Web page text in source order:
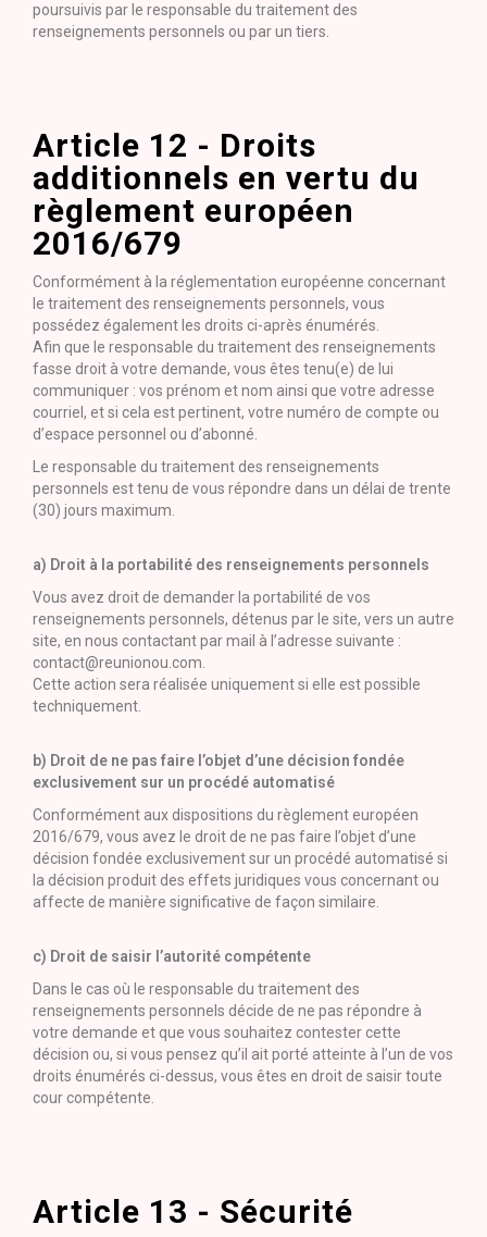
poursuivis par le responsable du traitement des
renseignements personnels ou par un tiers.
Article 12 - Droits
additionnels en vertu du
règlement européen
2016/679
Conformément à la réglementation européenne concernant
le traitement des renseignements personnels, vous
possédez également les droits ci-après énumérés.
Afin que le responsable du traitement des renseignements
fasse droit à votre demande, vous êtes tenu(e) de lui
communiquer : vos prénom et nom ainsi que votre adresse
courriel, et si cela est pertinent, votre numéro de compte ou
d’espace personnel ou d’abonné.
Le responsable du traitement des renseignements
personnels est tenu de vous répondre dans un délai de trente
(30) jours maximum.
a) Droit à la portabilité des renseignements personnels
Vous avez droit de demander la portabilité de vos
renseignements personnels, détenus par le site, vers un autre
site, en nous contactant par mail à l’adresse suivante :
contact@reunionou.com.
Cette action sera réalisée uniquement si elle est possible
techniquement.
b) Droit de ne pas faire l’objet d’une décision fondée
exclusivement sur un procédé automatisé
Conformément aux dispositions du règlement européen
2016/679, vous avez le droit de ne pas faire l’objet d’une
décision fondée exclusivement sur un procédé automatisé si
la décision produit des effets juridiques vous concernant ou
affecte de manière significative de façon similaire.
c) Droit de saisir l’autorité compétente
Dans le cas où le responsable du traitement des
renseignements personnels décide de ne pas répondre à
votre demande et que vous souhaitez contester cette
décision ou, si vous pensez qu’il ait porté atteinte à l’un de vos
droits énumérés ci-dessus, vous êtes en droit de saisir toute
cour compétente.
Article 13 - Sécurité